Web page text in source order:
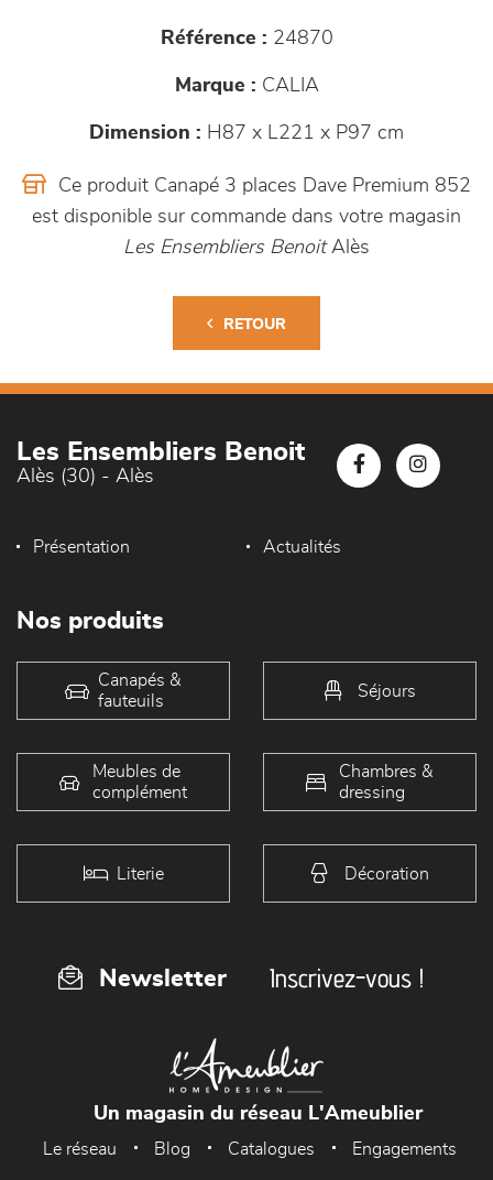
Référence : 24870
Marque : CALIA
Dimension : H87 x L221 x P97 cm
Ce produit Canapé 3 places Dave Premium 852
est disponible sur commande dans votre magasin
Les Ensembliers BenoitAlès
RETOUR
Les Ensembliers Benoit
Alès (30) - Alès
Présentation Actualités
Nos produits
Canapés &
fauteuils
Séjours
Meubles de
complément
Chambres &
dressing
Literie Décoration
Newsletter Inscrivez-vous !
Un magasin du réseau L'Ameublier
Le réseau Blog Catalogues Engagements